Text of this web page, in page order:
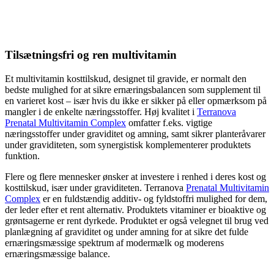
Tilsætningsfri og ren multivitamin
Et multivitamin kosttilskud, designet til gravide, er normalt den
bedste mulighed for at sikre ernæringsbalancen som supplement til
en varieret kost – især hvis du ikke er sikker på eller opmærksom på
mangler i de enkelte næringsstoffer. Høj kvalitet i Terranova
Prenatal Multivitamin Complex omfatter f.eks. vigtige
næringsstoffer under graviditet og amning, samt sikrer planteråvarer
under graviditeten, som synergistisk komplementerer produktets
funktion.
Flere og flere mennesker ønsker at investere i renhed i deres kost og
kosttilskud, især under graviditeten. Terranova Prenatal Multivitamin
Complex er en fuldstændig additiv- og fyldstoffri mulighed for dem,
der leder efter et rent alternativ. Produktets vitaminer er bioaktive og
grøntsagerne er rent dyrkede. Produktet er også velegnet til brug ved
planlægning af graviditet og under amning for at sikre det fulde
ernæringsmæssige spektrum af modermælk og moderens
ernæringsmæssige balance.